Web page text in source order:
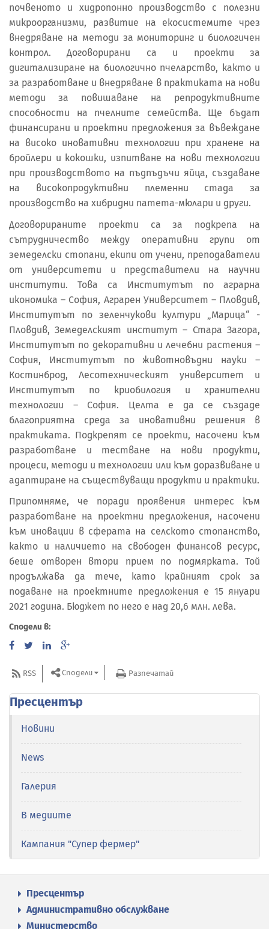
почвеното и хидропонно производство с полезни
микроорганизми, развитие на екосистемите чрез
внедряване на методи за мониторинг и биологичен
контрол. Договорирани са и проекти за
дигитализиране на биологично пчеларство, както и
за разработване и внедряване в практиката на нови
методи за повишаване на репродуктивните
способности на пчелните семейства. Ще бъдат
финансирани и проектни предложения за въвеждане
на високо иновативни технологии при хранене на
бройлери и кокошки, изпитване на нови технологии
при производството на пъдпъдъчи яйца, създаване
на високопродуктивни племенни стада за
производство на хибридни патета-мюлари и други.
Договорираните проекти са за подкрепа на
сътрудничество между оперативни групи от
земеделски стопани, екипи от учени, преподаватели
от университети и представители на научни
институти. Това са Институтът по аграрна
икономика – София, Аграрен Университет – Пловдив,
Институтът по зеленчукови култури „Марица“ -
Пловдив, Земеделският институт – Стара Загора,
Институтът по декоративни и лечебни растения –
София, Институтът по животновъдни науки –
Костинброд, Лесотехническият университет и
Институтът по криобилогия и хранителни
технологии – София. Целта е да се създаде
благоприятна среда за иновативни решения в
практиката. Подкрепят се проекти, насочени към
разработване и тестване на нови продукти,
процеси, методи и технологии или към доразвиване и
адаптиране на съществуващи продукти и практики.
Припомняме, че поради проявения интерес към
разработване на проектни предложения, насочени
към иновации в сферата на селското стопанство,
както и наличието на свободен финансов ресурс,
беше отворен втори прием по подмярката. Той
продължава да тече, като крайният срок за
подаване на проектните предложения е 15 януари
2021 година. Бюджет по него е над 20,6 млн. лева.
Сподели в:
RSS Сподели Разпечатай
Пресцентър
Новини
News
Галерия
В медиите
Кампания "Супер фермер"
Пресцентър
Административно обслужване
Министерство